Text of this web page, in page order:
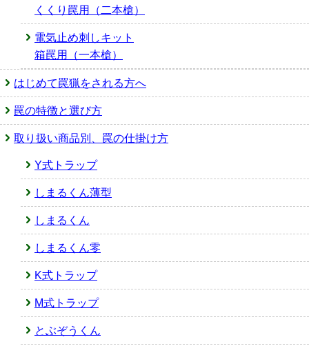
くくり罠用（二本槍）
電気止め刺しキット
箱罠用（一本槍）
はじめて罠猟をされる方へ
罠の特徴と選び方
取り扱い商品別、罠の仕掛け方
Y式トラップ
しまるくん薄型
しまるくん
しまるくん零
K式トラップ
M式トラップ
とぶぞうくん